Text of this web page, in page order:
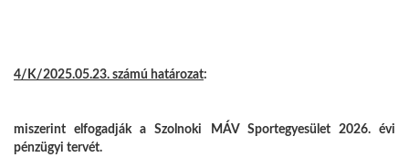
4/K/2025.05.23. számú határozat:
miszerint elfogadják a Szolnoki MÁV Sportegyesület 2026. évi
pénzügyi tervét.